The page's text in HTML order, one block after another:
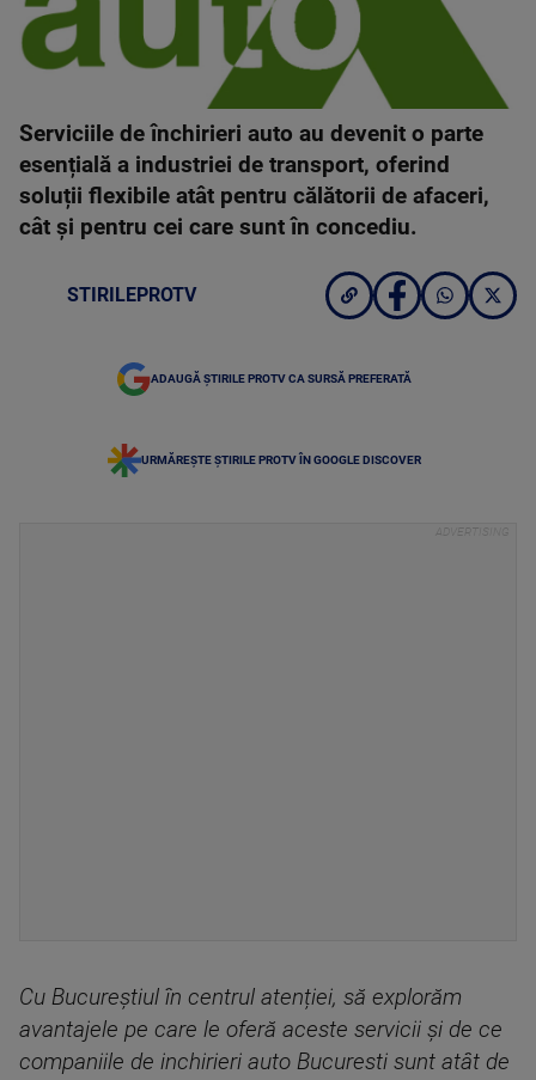
Serviciile de închirieri auto au devenit o parte
esențială a industriei de transport, oferind
soluții flexibile atât pentru călătorii de afaceri,
cât și pentru cei care sunt în concediu.
STIRILEPROTV
ADAUGĂ ȘTIRILE PROTV CA SURSĂ PREFERATĂ
URMĂREȘTE ȘTIRILE PROTV ÎN GOOGLE DISCOVER
Cu Bucureștiul în centrul atenției, să explorăm
avantajele pe care le oferă aceste servicii și de ce
companiile de inchirieri auto Bucuresti sunt atât de